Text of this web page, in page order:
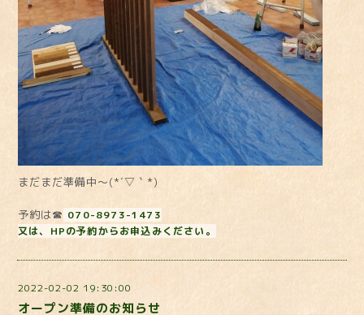
まだまだ準備中～(*´▽｀*)
予約は☎ 070-8973-1473
又は、HPの予約からお申込みください。
2022-02-02 19:30:00
オープン準備のお知らせ